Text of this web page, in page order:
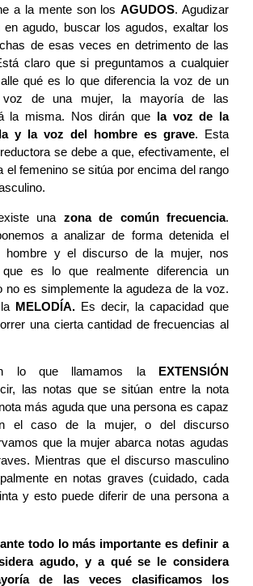
a la mente son losAGUDOS. Agudizar
en agudo, buscar los agudos, exaltar los
de esas veces en detrimento de las
claro que si preguntamos a cualquier
qué es lo que diferencia la voz de un
de una mujer, la mayoría de las
la misma. Nos dirán que la voz de la
y la voz del hombre es grave. Esta
se debe a que, efectivamente, el
el femenino se sitúa por encima del rango
una zona de común frecuencia.
a analizar de forma detenida el
hombre y el discurso de la mujer, nos
es lo que realmente diferencia un
no es simplemente la agudeza de la voz.
MELODÍA. Es decir, la capacidad que
una cierta cantidad de frecuencias al
lo que llamamos la EXTENSIÓN
las notas que se sitúan entre la nota
más aguda que una persona es capaz
el caso de la mujer, o del discurso
que la mujer abarca notas agudas
Mientras que el discurso masculino
en notas graves (cuidado, cada
y esto puede diferir de una persona a
todo lo más importante es definir a
agudo, y a qué se le considera
de las veces clasificamos los